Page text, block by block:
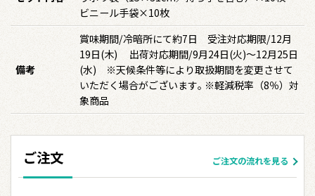
ビニール手袋×10枚
備考
賞味期間/冷暗所にて約7日 受注対応期限/12月
19日(木) 出荷対応期間/9月24日(火)～12月25日
(水) ※天候条件等により取扱期間を変更させて
いただく場合がございます｡ ※軽減税率（8％）対
象商品
ご注文 ご注文の流れを見る